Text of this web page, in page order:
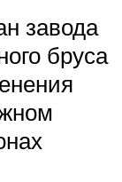
завода
бруса